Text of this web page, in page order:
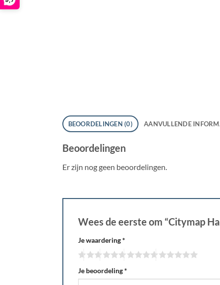
BEOORDELINGEN (0) AANVULLENDE
Beoordelingen
Er zijn nog geen beoordelingen.
Wees de eerste om “Citymap
Je waardering*
Je beoordeling*